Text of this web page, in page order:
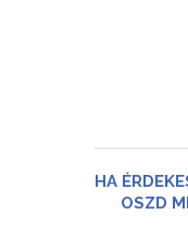
HA
OSZD